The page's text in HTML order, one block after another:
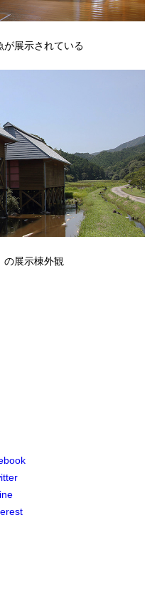
が展示されている
の展示棟外観